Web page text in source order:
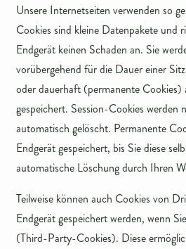
Unsere Internetseiten verwenden so
Cookies sind kleine Datenpakete und
Endgerät keinen Schaden an. Sie
vorübergehend für die Dauer einer
oder dauerhaft (permanente
gespeichert. Session-Cookies werden
automatisch gelöscht. Permanente
Endgerät gespeichert, bis Sie diese
automatische Löschung durch Ihren
Teilweise können auch Cookies von
Endgerät gespeichert werden, wenn
(Third-Party-Cookies). Diese